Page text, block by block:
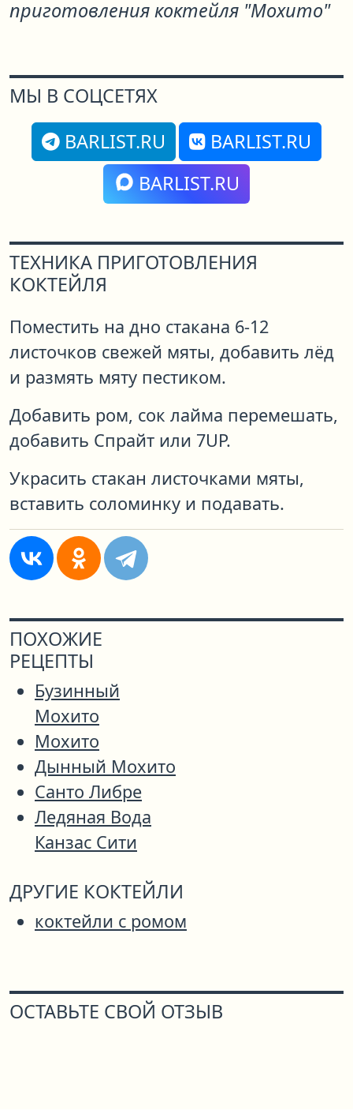
приготовления коктейля "Мохито"
МЫ В СОЦСЕТЯХ
BARLIST.RU
BARLIST.RU
BARLIST.RU
ТЕХНИКА ПРИГОТОВЛЕНИЯ
КОКТЕЙЛЯ
Поместить на дно стакана 6-12
листочков свежей мяты, добавить лёд
и размять мяту пестиком.
Добавить ром, сок лайма перемешать,
добавить Спрайт или 7UP.
Украсить стакан листочками мяты,
вставить соломинку и подавать.
ПОХОЖИЕ
РЕЦЕПТЫ
Бузинный
Мохито
Мохито
Дынный Мохито
Санто Либре
Ледяная Вода
Канзас Сити
ДРУГИЕ КОКТЕЙЛИ
коктейли с ромом
ОСТАВЬТЕ СВОЙ ОТЗЫВ